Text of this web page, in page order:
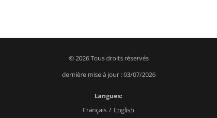
© 2026 Tous droits réservés
dernière mise à jour : 03/07/2026
Langues
Français
English